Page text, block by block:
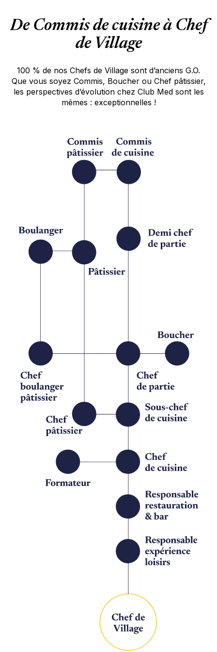
• Coopératif, expert en gestion des stocks et
marchandises avec une collaboration efficace
avec les équipes.
• Coordonner l'ensemble de la production
culinaire en s'appuyant sur des plans menus
pré-élaborés pour buffets, services à l’assiette,
événements et restauration du personnel.
garantissant la prestation culinaire lors de
buffets à thèmes et de restauration
bistronomique.
• Assurer la mise en place et le contrôle des
approvisionnement, tout en respectant le
budget alloué.
• Analyser les résultats et proposer des axes
d’amélioration pour le budget et la prestation
• Fédérer et motiver vos équipes autour
d'objectifs définis, en les accompagnant dans
leur développement professionnel.
Vous serez Gentil Organisateur (G.O)
En tant que G.O, vous exercez votre métier
avec passion tout en pouvant participer à des
moments clés du séjour de nos clients. Qu'il
s'agisse d'échanger avec eux, de partager une
activité ou de révéler vos talents sur scène,
vous pourrez contribuer à créer des
souvenirs uniques. Être G.O, c'est bien plus
qu'un métier : c'est vivre des instants de
partage et d'émotion au sein d'une équipe
Découvrez tous vos avantages si vous nous
rejoignez (selon les pays, ces avantages
au sein même ou à proximité
de votre lieu de travailet repas inclus,
moyennant une participation forfaitaire.
Accès possible aux infrastructures et
activités (sous conditions) :
salle de sport,
De Commis de cuisine à Chef
de Village
100 % de nos Chefs de Village sont d’anciens G.O.
Que vous soyez Commis, Boucher ou Chef pâtissier,
les perspectives d’évolution chez Club Med sont les
mêmes : exceptionnelles !